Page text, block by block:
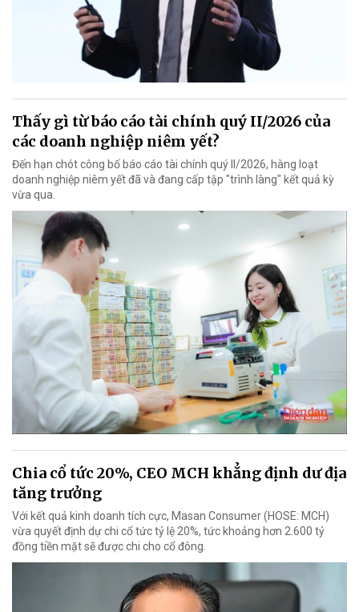
Thấy gì từ báo cáo tài chính quý II/2026 của
các doanh nghiệp niêm yết?
Đến hạn chót công bố báo cáo tài chính quý II/2026, hàng loạt
doanh nghiệp niêm yết đã và đang cấp tập "trình làng" kết quả kỳ
vừa qua.
Chia cổ tức 20%, CEO MCH khẳng định dư địa
tăng trưởng
Với kết quả kinh doanh tích cực, Masan Consumer (HOSE: MCH)
vừa quyết định dự chi cổ tức tỷ lệ 20%, tức khoảng hơn 2.600 tỷ
đồng tiền mặt sẽ được chi cho cổ đông.